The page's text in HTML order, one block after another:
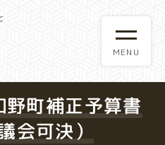
町補正予算書
会可決）